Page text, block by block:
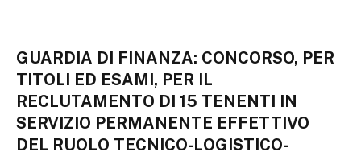
GUARDIA DI FINANZA: CONCORSO, PER
TITOLI ED ESAMI, PER IL
RECLUTAMENTO DI 15 TENENTI IN
SERVIZIO PERMANENTE EFFETTIVO
DEL RUOLO TECNICO-LOGISTICO-